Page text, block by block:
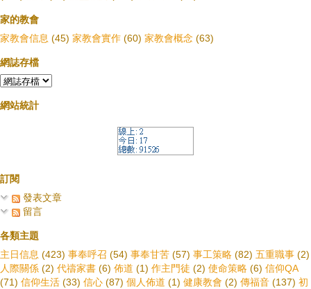
家的教會
家教會信息 (45) 家教會實作 (60) 家教會概念 (63)
網誌存檔
網站統計
訂閱
發表文章
留言
各類主題
主日信息 (423) 事奉呼召 (54) 事奉甘苦 (57) 事工策略 (82) 五重職事 (2)
人際關係 (2) 代禱家書 (6) 佈道 (1) 作主門徒 (2) 使命策略 (6) 信仰QA
(71) 信仰生活 (33) 信心 (87) 個人佈道 (1) 健康教會 (2) 傳福音 (137) 初